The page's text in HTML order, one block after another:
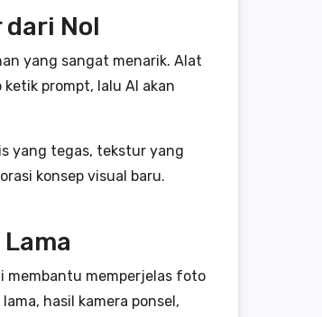
dari Nol
yang sangat menarik. Alat
prompt, lalu AI akan
yang tegas, tekstur yang
konsep visual baru.
membantu memperjelas foto
hasil kamera ponsel,